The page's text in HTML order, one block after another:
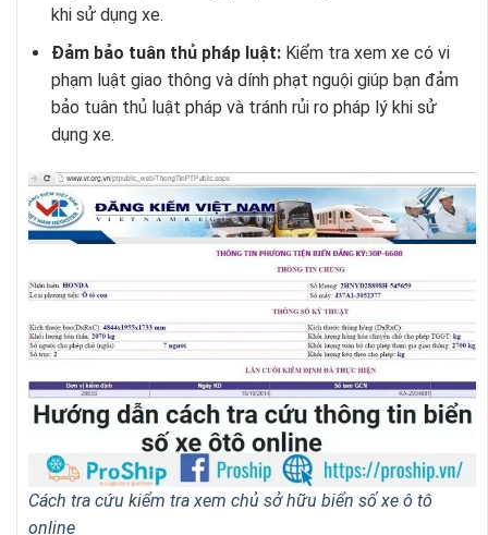
khi sử dụng xe.
Đảm bảo tuân thủ pháp luật:Kiểm tra xem xe có vi
phạm luật giao thông và dính phạt nguội giúp bạn đảm
bảo tuân thủ luật pháp và tránh rủi ro pháp lý khi sử
dụng xe.
Cách tra cứu kiểm tra xem chủ sở hữu biển số xe ô tô
online